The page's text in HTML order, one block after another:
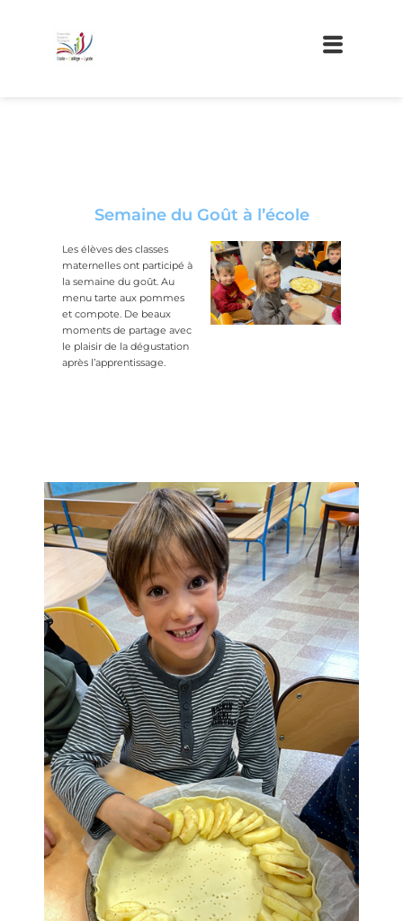
Semaine du Goût à l’école
Les élèves des classes
maternelles ont participé à
la semaine du goût. Au
menu tarte aux pommes
et compote. De beaux
moments de partage avec
le plaisir de la dégustation
après l’apprentissage.